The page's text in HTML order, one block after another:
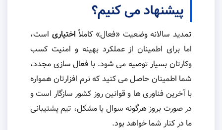
پیشنهاد می کنیم؟
تمدید سالانه وضعیت «فعال» کاملاً اختیاری است،
اما برای اطمینان از عملکرد بهینه و امنیت کسب
وکارتان بسیار توصیه می شود. با فعال سازی مجدد،
شما اطمینان حاصل می کنید که نرم افزارتان همواره
با آخرین فناوری ها و قوانین روز کشور سازگار است و
در صورت بروز هرگونه سوال یا مشکل، تیم پشتیبانی
ما در کنار شما خواهد بود.